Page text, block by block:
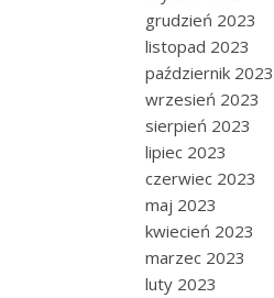
grudzień 2023
listopad 2023
październik 2023
wrzesień 2023
sierpień 2023
lipiec 2023
czerwiec 2023
maj 2023
kwiecień 2023
marzec 2023
luty 2023